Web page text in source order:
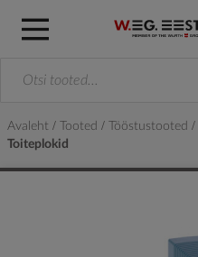
Avaleht Tooted Tööstustooted
Toiteplokid